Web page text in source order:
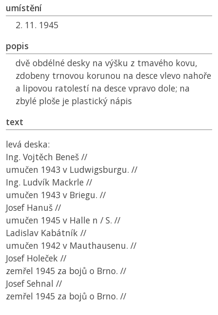
umístění
2. 11. 1945
popis
dvě obdélné desky na výšku z tmavého kovu,
zdobeny trnovou korunou na desce vlevo nahoře
a lipovou ratolestí na desce vpravo dole; na
zbylé ploše je plastický nápis
text
levá deska:
Ing. Vojtěch Beneš //
umučen 1943 v Ludwigsburgu. //
Ing. Ludvík Mackrle //
umučen 1943 v Briegu. //
Josef Hanuš //
umučen 1945 v Halle n / S. //
Ladislav Kabátník //
umučen 1942 v Mauthausenu. //
Josef Holeček //
zemřel 1945 za bojů o Brno. //
Josef Sehnal //
zemřel 1945 za bojů o Brno. //